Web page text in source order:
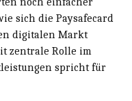
sich die Paysafecard
digitalen Markt
zentrale Rolle im
spricht für